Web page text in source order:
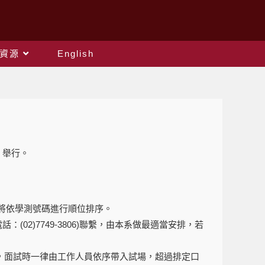
源
English
行。
依學測號碼進行順位排序。
：(02)7749-3806)聯繫，由本系做最適當安排，若
試時一律由工作人員依序帶入試場，超過排定口